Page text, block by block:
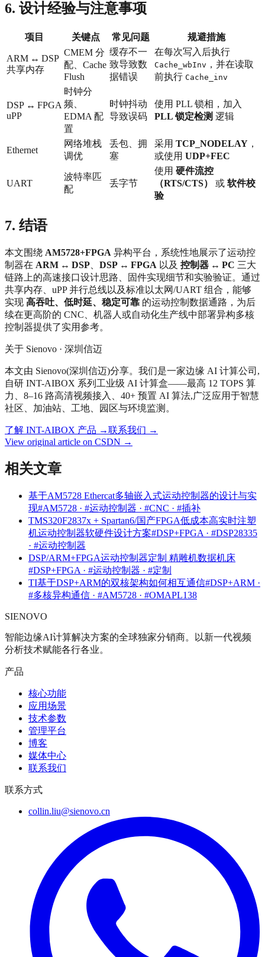
6. 设计经验与注意事项
项目 关键点 常见问题 规避措施
ARM ↔ DSP
共享内存
CMEM 分
配、Cache
Flush
缓存不一
致导致数
据错误
在每次写入后执行
Cache_wbInv ，并在读取
前执行 Cache_inv
DSP ↔ FPGA
uPP
时钟分
频、
EDMA 配
置
时钟抖动
导致误码
使用 PLL 锁相，加入
PLL 锁定检测 逻辑
Ethernet
网络堆栈
调优
丢包、拥
塞
采用 TCP_NODELAY ，
或使用 UDP+FEC
UART
波特率匹
配
丢字节
使用 硬件流控
（RTS/CTS）
或 软件校
验
7. 结语
本文围绕 AM5728+FPGA 异构平台，系统性地展示了运动控
制器在 ARM ↔ DSP DSP ↔ FPGA 以及 控制器 ↔ PC 三大
链路上的高速接口设计思路、固件实现细节和实验验证。通过
共享内存、uPP 并行总线以及标准以太网/UART 组合，能够
实现 高吞吐、低时延、稳定可靠 的运动控制数据通路，为后
续在更高阶的 CNC、机器人或自动化生产线中部署异构多核
控制器提供了实用参考。
关于 Sienovo · 深圳信迈
本文由 Sienovo(深圳信迈)分享。我们是一家边缘 AI 计算公司,
自研 INT-AIBOX 系列工业级 AI 计算盒——最高 12 TOPS 算
力、8–16 路高清视频接入、40+ 预置 AI 算法,广泛应用于智慧
社区、加油站、工地、园区与环境监测。
了解 INT-AIBOX 产品 →联系我们 →
View original article on CSDN →
相关文章
基于AM5728 Ethercat多轴嵌入式运动控制器的设计与实
现#AM5728 · #运动控制器 · #CNC · #插补
TMS320F2837x + Spartan6/国产FPGA低成本高实时注塑
机运动控制器软硬件设计方案#DSP+FPGA · #DSP28335
· #运动控制器
DSP/ARM+FPGA运动控制器定制 精雕机数据机床
#DSP+FPGA · #运动控制器 · #定制
TI基于DSP+ARM的双核架构如何相互通信#DSP+ARM ·
#多核异构通信 · #AM5728 · #OMAPL138
SIENOVO
智能边缘AI计算解决方案的全球独家分销商。以新一代视频
分析技术赋能各行各业。
产品
核心功能
应用场景
技术参数
管理平台
博客
媒体中心
联系我们
联系方式
collin.liu@sienovo.cn